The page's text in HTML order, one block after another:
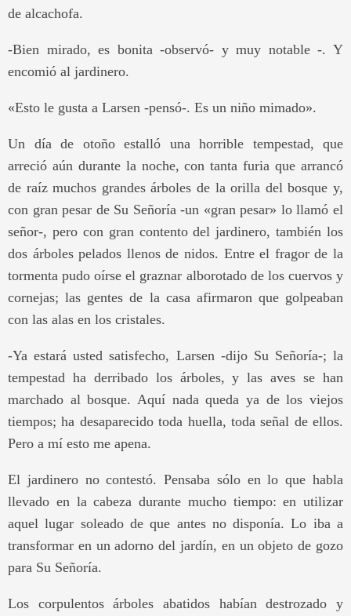
de alcachofa.
-Bien mirado, es bonita -observó- y muy notable -. Y
encomió al jardinero.
«Esto le gusta a Larsen -pensó-. Es un niño mimado».
Un día de otoño estalló una horrible tempestad, que
arreció aún durante la noche, con tanta furia que arrancó
de raíz muchos grandes árboles de la orilla del bosque y,
con gran pesar de Su Señoría -un «gran pesar» lo llamó el
señor-, pero con gran contento del jardinero, también los
dos árboles pelados llenos de nidos. Entre el fragor de la
tormenta pudo oírse el graznar alborotado de los cuervos y
cornejas; las gentes de la casa afirmaron que golpeaban
con las alas en los cristales.
-Ya estará usted satisfecho, Larsen -dijo Su Señoría-; la
tempestad ha derribado los árboles, y las aves se han
marchado al bosque. Aquí nada queda ya de los viejos
tiempos; ha desaparecido toda huella, toda señal de ellos.
Pero a mí esto me apena.
El jardinero no contestó. Pensaba sólo en lo que habla
llevado en la cabeza durante mucho tiempo: en utilizar
aquel lugar soleado de que antes no disponía. Lo iba a
transformar en un adorno del jardín, en un objeto de gozo
para Su Señoría.
Los corpulentos árboles abatidos habían destrozado y